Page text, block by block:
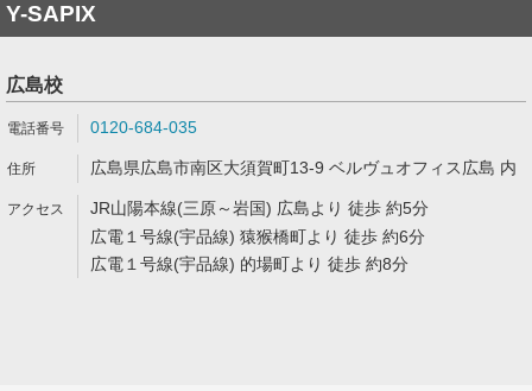
Y-SAPIX
広島校
0120-684-035
広島県広島市南区大須賀町13-9 ベルヴュオフィス広島 内
JR山陽本線(三原～岩国) 広島より 徒歩 約5分
広電１号線(宇品線) 猿猴橋町より 徒歩 約6分
広電１号線(宇品線) 的場町より 徒歩 約8分